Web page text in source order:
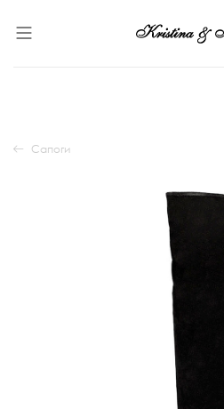
Сапоги